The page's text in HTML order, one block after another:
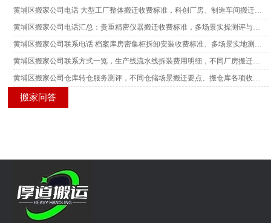
黄埔区搬家公司电话 大型工厂整体搬迁收费标准，科创厂房、制造车间搬迁真实场景测评参考
黄埔区搬家公司电话汇总：贵重精密仪器搬迁收费标准，多场景实操测评与搬迁风险参考
黄埔区搬家公司联系电话 档案库房密集柜拆卸安装收费标准、多场景实地测评与搬迁实操参考
黄埔区搬家公司联系方式一览，生产线流水线拆装费用明细，不同厂房搬迁场景实测测评解读
黄埔区搬家公司仓库转仓服务测评，不同仓储场景搬迁要点、搬仓库各项收费标准参考
搬家问答